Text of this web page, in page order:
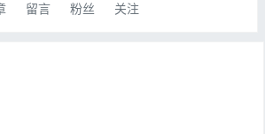
留言 粉丝 关注